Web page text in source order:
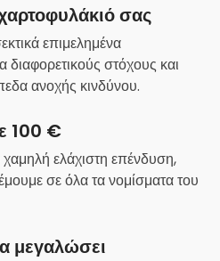
σας
επιμελημένα
διαφορετικούς στόχους και
ανοχής κινδύνου.
100 €
χαμηλή ελάχιστη επένδυση,
σε όλα τα νομίσματα του
μεγαλώσει